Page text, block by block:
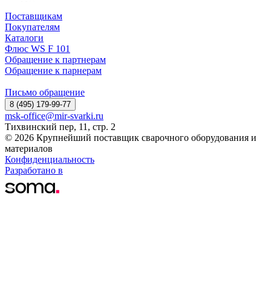
Поставщикам
Покупателям
Каталоги
Флюс WS F 101
Обращение к партнерам
Обращение к парнерам
Письмо обращение
8 (495) 179-99-77
msk-office@mir-svarki.ru
Тихвинский пер, 11, стр. 2
© 2026 Крупнейший поставщик сварочного оборудования и
материалов
Конфиденциальность
Разработано в